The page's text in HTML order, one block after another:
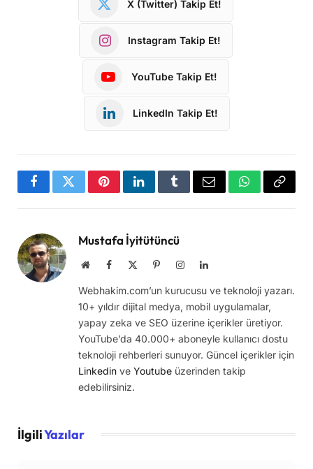
X (Twitter) Takip Et!
Instagram Takip Et!
YouTube Takip Et!
LinkedIn Takip Et!
FacebookTwitterPinterestLinkedInTumblrEmail WhatsApp
Copy
Mustafa İyitütüncü
WebsiteFacebook PinterestInstagramLinkedIn
Webhakim.com’un kurucusu ve teknoloji yazarı.
10+ yıldır dijital medya, mobil uygulamalar,
yapay zeka ve SEO üzerine içerikler üretiyor.
YouTube’da 40.000+ aboneyle kullanıcı dostu
teknoloji rehberleri sunuyor. Güncel içerikler için
Linkedin ve Youtube üzerinden takip
edebilirsiniz.
İlgiliYazılar